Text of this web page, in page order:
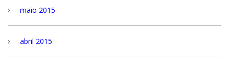
maio 2015
abril 2015